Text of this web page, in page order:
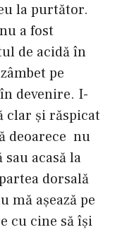
la purtător.
a fost
de acidă în
pe
devenire. I-
clar şi răspicat
deoarece nu
acasă la
dorsală
mă aşează pe
cu cine să îşi